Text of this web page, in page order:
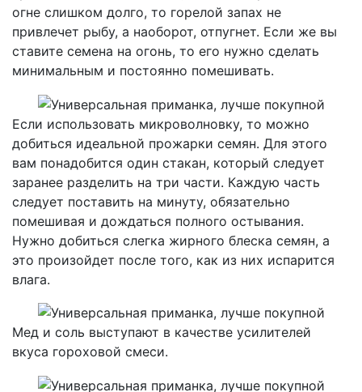
огне слишком долго, то горелой запах не
привлечет рыбу, а наоборот, отпугнет. Если же вы
ставите семена на огонь, то его нужно сделать
минимальным и постоянно помешивать.
Если использовать микроволновку, то можно
добиться идеальной прожарки семян. Для этого
вам понадобится один стакан, который следует
заранее разделить на три части. Каждую часть
следует поставить на минуту, обязательно
помешивая и дождаться полного остывания.
Нужно добиться слегка жирного блеска семян, а
это произойдет после того, как из них испарится
влага.
Мед и соль выступают в качестве усилителей
вкуса гороховой смеси.